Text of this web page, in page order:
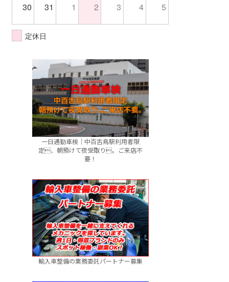
30 31 1 2 3 4 5
定休日
一日通勤車検｜中百舌鳥駅利用者限
定、朝預けて夜受取り。ご来店不
要！
輸入車整備の業務委託パートナー募集